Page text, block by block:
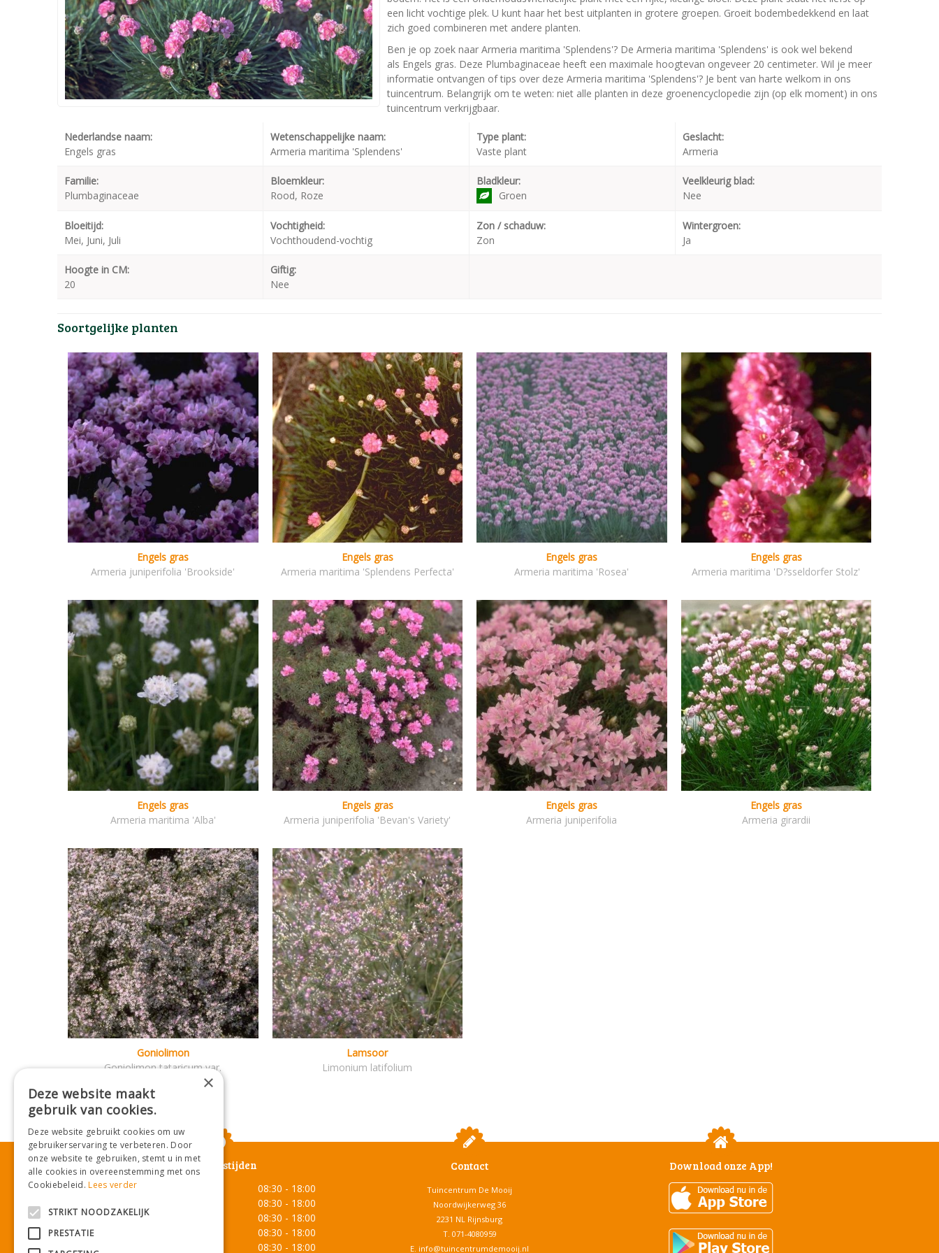
een licht vochtige plek. U kunt haar het best uitplanten in grotere groepen. Groeit bodembedekkend en laat
zich goed combineren met andere planten.
Ben je op zoek naar Armeria maritima 'Splendens'? De Armeria maritima 'Splendens' is ook wel bekend
als Engels gras. Deze Plumbaginaceae heeft een maximale hoogtevan ongeveer 20 centimeter. Wil je meer
informatie ontvangen of tips over deze Armeria maritima 'Splendens'? Je bent van harte welkom in ons
tuincentrum. Belangrijk om te weten: niet alle planten in deze groenencyclopedie zijn (op elk moment) in ons
tuincentrum verkrijgbaar.
Nederlandse naam:
Engels gras
Wetenschappelijke naam:
Armeria maritima 'Splendens'
Type plant:
Vaste plant
Geslacht:
Armeria
Familie:
Plumbaginaceae
Bloemkleur:
Rood, Roze
Bladkleur:
Groen
Veelkleurig blad:
Nee
Bloeitijd:
Mei, Juni, Juli
Vochtigheid:
Vochthoudend-vochtig
Zon / schaduw:
Zon
Wintergroen:
Ja
Hoogte in CM:
20
Giftig:
Nee
Soortgelijke planten
Engels gras
Armeria juniperifolia 'Brookside'
Engels gras
Armeria maritima 'Splendens Perfecta'
Engels gras
Armeria maritima 'Rosea'
Engels gras
Armeria maritima 'D?sseldorfer Stolz'
Engels gras
Armeria maritima 'Alba'
Engels gras
Armeria juniperifolia 'Bevan's Variety'
Engels gras
Armeria juniperifolia
Engels gras
Armeria girardii
Goniolimon
Goniolimon tataricum var.
Lamsoor
Limonium latifolium
Openingstijden
Maandag
08:30 - 18:00
08:30 - 18:00
Woensdag
08:30 - 18:00
08:30 - 18:00
08:30 - 18:00
Contact
Tuincentrum De Mooij
Noordwijkerweg 36
2231 NL Rijnsburg
T. 071-4080959
E. info@tuincentrumdemooij.nl
Download onze App!
×
Deze website maakt
gebruik van cookies.
Deze website gebruikt cookies om uw
gebruikerservaring te verbeteren. Door
onze website te gebruiken, stemt u in met
alle cookies in overeenstemming met ons
Cookiebeleid.Lees verder
STRIKT NOODZAKELIJK
PRESTATIE